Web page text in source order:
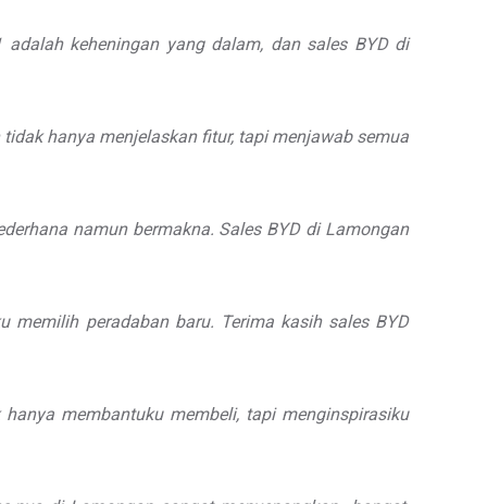
keheningan yang dalam, dan sales BYD di
hanya menjelaskan fitur, tapi menjawab semua
namun bermakna. Sales BYD di Lamongan
peradaban baru. Terima kasih sales BYD
membantuku membeli, tapi menginspirasiku